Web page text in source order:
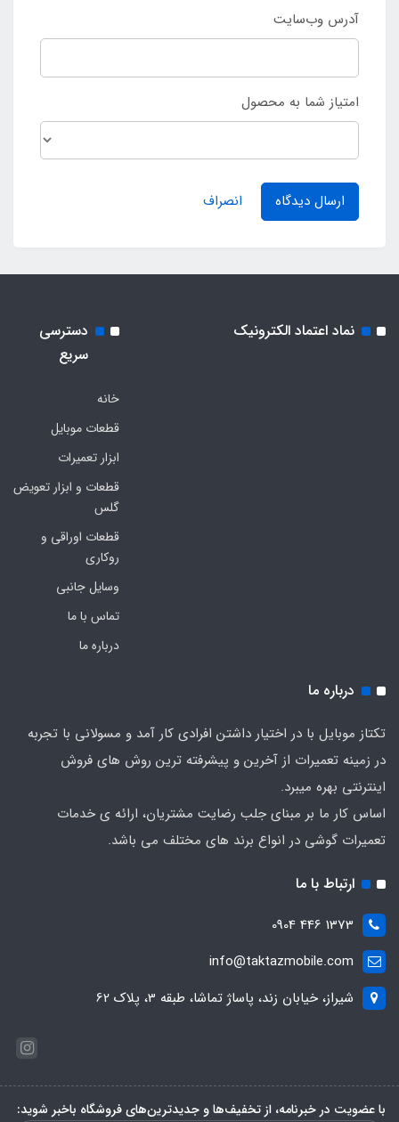
آدرس وب‌سایت
امتیاز شما به محصول
ارسال دیدگاه انصراف
نماد اعتماد الکترونیک
دسترسی
سریع
خانه
قطعات موبایل
ابزار تعمیرات
قطعات و ابزار تعویض
گلس
قطعات اوراقی و
روکاری
وسایل جانبی
تماس با ما
درباره ما
درباره ما
تکتاز موبایل با در اختیار داشتن افرادی کار آمد و مسولانی با تجربه
در زمینه تعمیرات از آخرین و پیشرفته ترین روش های فروش
اینترنتی بهره میبرد.
اساس کار ما بر مبنای جلب رضایت مشتریان، ارائه ی خدمات
تعمیرات گوشی در انواع برند های مختلف می باشد.
ارتباط با ما
1373 446 0904
info@taktazmobile.com
شیراز، خیابان زند، پاساژ تماشا، طبقه 3، پلاک 62
با عضویت در خبرنامه، از تخفیف‌ها و جدیدترین‌های فروشگاه باخبر شوید: